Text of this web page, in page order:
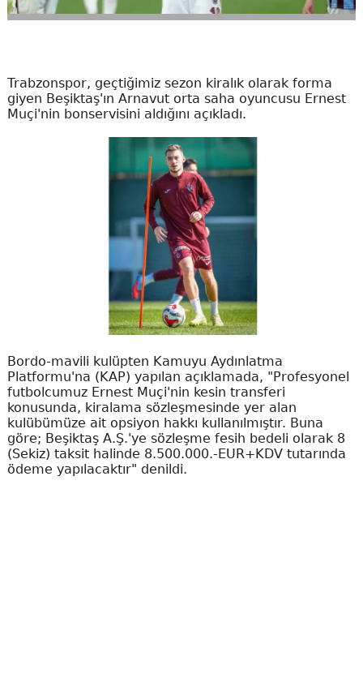
Trabzonspor, geçtiğimiz sezon kiralık olarak forma
giyen Beşiktaş'ın Arnavut orta saha oyuncusu Ernest
Muçi'nin bonservisini aldığını açıkladı.
Bordo-mavili kulüpten Kamuyu Aydınlatma
Platformu'na (KAP) yapılan açıklamada, "Profesyonel
futbolcumuz Ernest Muçi'nin kesin transferi
konusunda, kiralama sözleşmesinde yer alan
kulübümüze ait opsiyon hakkı kullanılmıştır. Buna
göre; Beşiktaş A.Ş.'ye sözleşme fesih bedeli olarak 8
(Sekiz) taksit halinde 8.500.000.-EUR+KDV tutarında
ödeme yapılacaktır" denildi.